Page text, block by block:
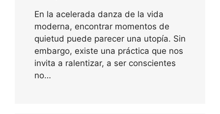
En la acelerada danza de la vida
moderna, encontrar momentos de
quietud puede parecer una utopía. Sin
embargo, existe una práctica que nos
invita a ralentizar, a ser conscientes
no…